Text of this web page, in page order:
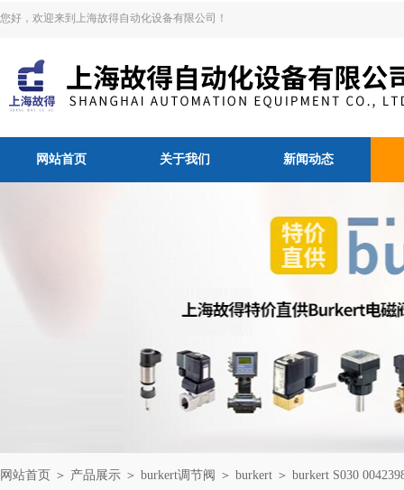
您好，欢迎来到上海故得自动化设备有限公司！
网站首页 关于我们 新闻动态
网站首页 ＞ 产品展示 ＞ burkert调节阀 ＞ burkert ＞ burkert S030